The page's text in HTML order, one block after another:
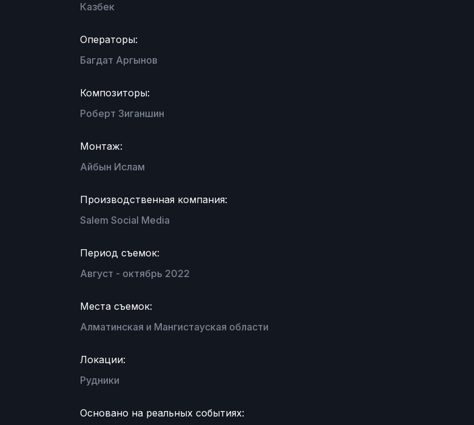
Казбек
Операторы:
Багдат Аргынов
Композиторы:
Роберт Зиганшин
Монтаж:
Айбын Ислам
Производственная компания:
Salem Social Media
Период съемок:
Август - октябрь 2022
Места съемок:
Алматинская и Мангистауская области
Локации:
Рудники
Основано на реальных событиях: